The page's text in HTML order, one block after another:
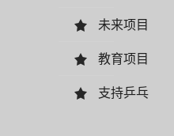
未来项目
教育项目
支持乒乓